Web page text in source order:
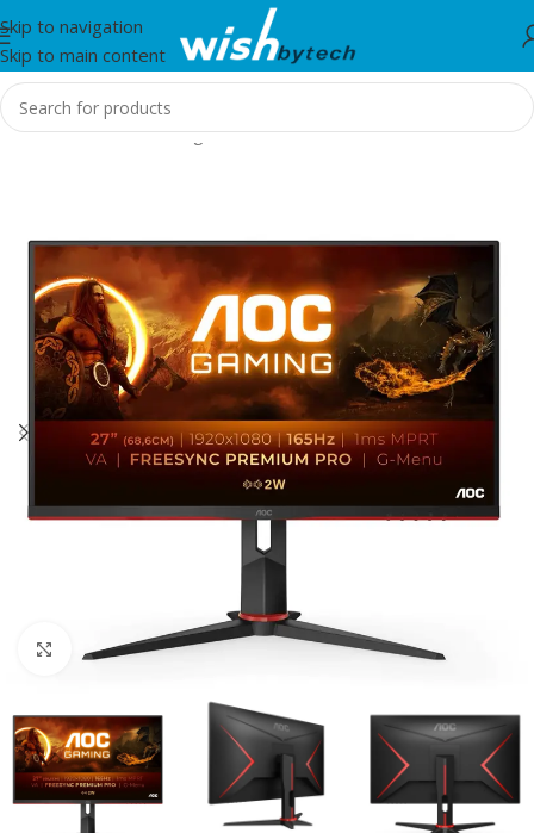
Skip to navigation
Skip to main content
Home/Monitor/Gaming Monitors
Click to enlarge